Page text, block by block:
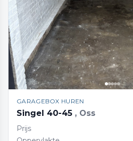
GARAGEBOX HUREN
Singel 40-45 , Oss
Prijs